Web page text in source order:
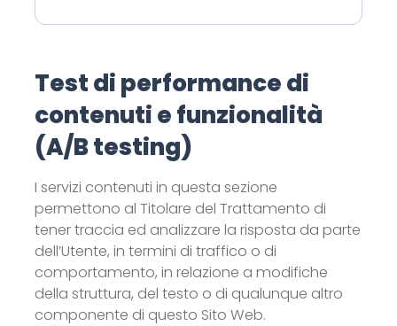
Test di performance di
contenuti e funzionalità
(A/B testing)
I servizi contenuti in questa sezione
permettono al Titolare del Trattamento di
tener traccia ed analizzare la risposta da parte
dell’Utente, in termini di traffico o di
comportamento, in relazione a modifiche
della struttura, del testo o di qualunque altro
componente di questo Sito Web.